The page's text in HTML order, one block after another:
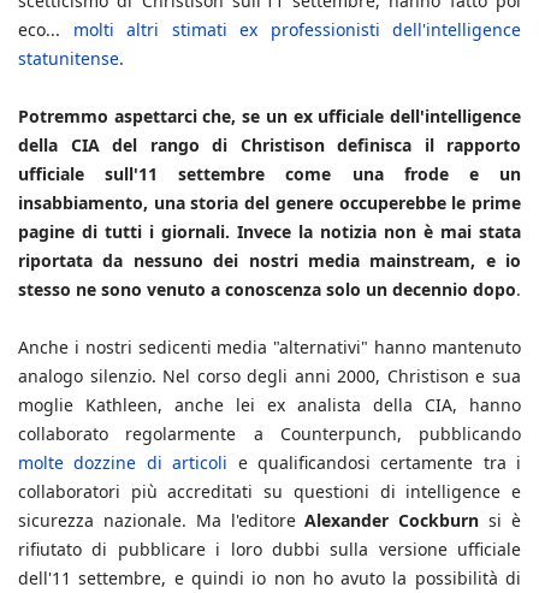
eco... molti altri stimati ex professionisti dell'intelligence
statunitense.
Potremmo aspettarci che, se un ex ufficiale dell'intelligence
della CIA del rango di Christison definisca il rapporto
ufficiale sull'11 settembre come una frode e un
insabbiamento, una storia del genere occuperebbe le prime
pagine di tutti i giornali. Invece la notizia non è mai stata
riportata da nessuno dei nostri media mainstream, e io
stesso ne sono venuto a conoscenza solo un decennio dopo.
Anche i nostri sedicenti media "alternativi" hanno mantenuto
analogo silenzio. Nel corso degli anni 2000, Christison e sua
moglie Kathleen, anche lei ex analista della CIA, hanno
collaborato regolarmente a Counterpunch, pubblicando
molte dozzine di articoli e qualificandosi certamente tra i
collaboratori più accreditati su questioni di intelligence e
sicurezza nazionale. Ma l'editoreAlexander Cockburnsi è
rifiutato di pubblicare i loro dubbi sulla versione ufficiale
dell'11 settembre, e quindi io non ho avuto la possibilità di